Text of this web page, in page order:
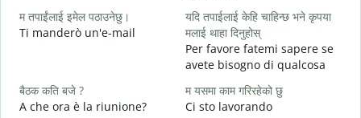
म तपाईंलाई इमेल पठाउनेछु।
Ti manderò un'e-mail
यदि तपाईलाई केहि चाहिन्छ भने कृपया
मलाई थाहा दिनुहोस्
Per favore fatemi sapere se
avete bisogno di qualcosa
बैठक कति बजे ?
A che ora è la riunione?
म यसमा काम गरिरहेको छु
Ci sto lavorando